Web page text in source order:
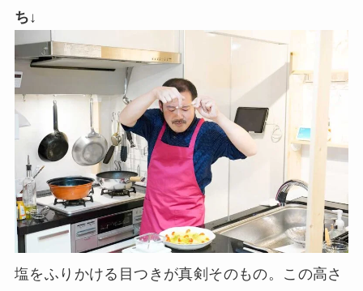
ち↓
塩をふりかける目つきが真剣そのもの。この高さ